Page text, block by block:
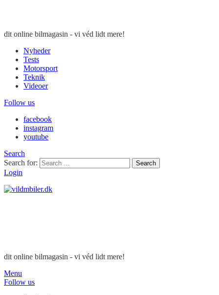
dit online bilmagasin - vi véd lidt mere!
Nyheder
Tests
Motorsport
Teknik
Videoer
Follow us
facebook
instagram
youtube
Search
Search for:
Search
Login
dit online bilmagasin - vi véd lidt mere!
Menu
Follow us